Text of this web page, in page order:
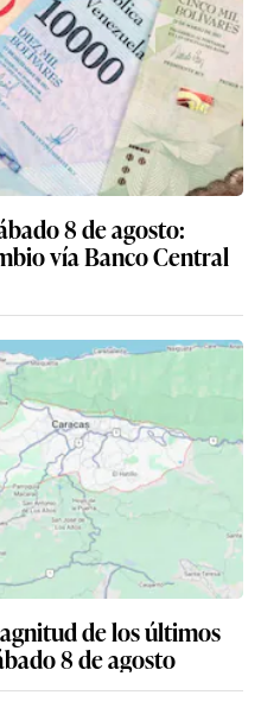
8 de agosto:
vía Banco Central
de los últimos
8 de agosto